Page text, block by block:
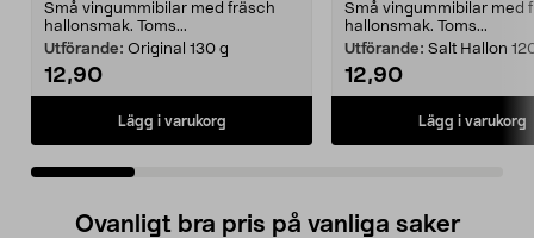
Små vingummibilar med fräsch
hallonsmak. Toms...
Utförande: Original 130 g
12,90
Lägg i varukorg
Små vingummibilar med
hallonsmak. Toms...
Utförande: Salt Hallon
12,90
Lägg i varukorg
Ovanligt bra pris på vanliga saker